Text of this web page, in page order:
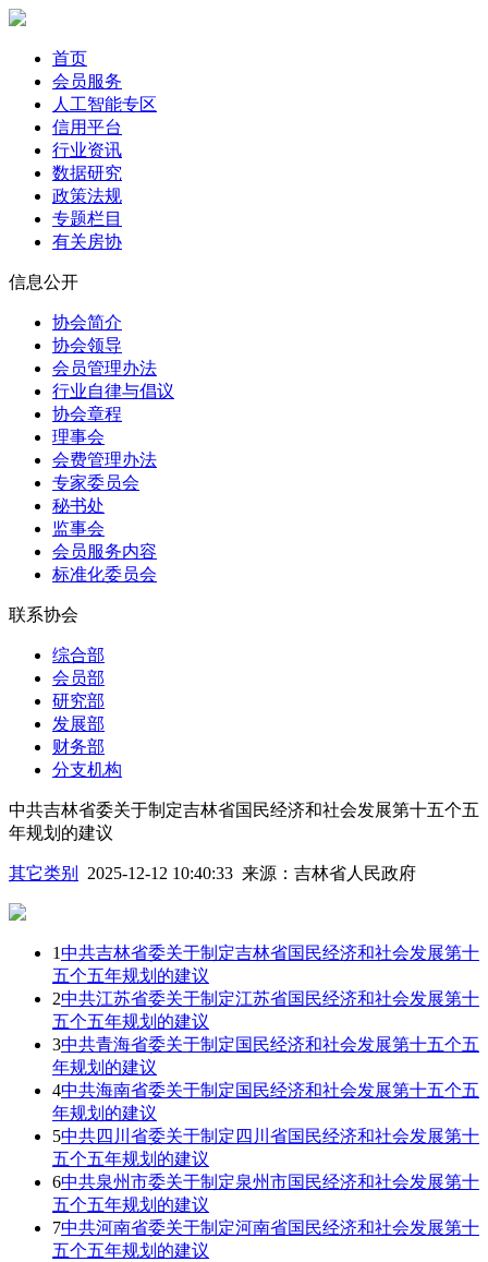
首页
会员服务
人工智能专区
信用平台
行业资讯
数据研究
政策法规
专题栏目
有关房协
信息公开
协会简介
协会领导
会员管理办法
行业自律与倡议
协会章程
理事会
会费管理办法
专家委员会
秘书处
监事会
会员服务内容
标准化委员会
联系协会
综合部
会员部
研究部
发展部
财务部
分支机构
中共吉林省委关于制定吉林省国民经济和社会发展第十五个五
年规划的建议
其它类别 2025-12-12 10:40:33 来源： 吉林省人民政府
1中共吉林省委关于制定吉林省国民经济和社会发展第十
五个五年规划的建议
2中共江苏省委关于制定江苏省国民经济和社会发展第十
五个五年规划的建议
3中共青海省委关于制定国民经济和社会发展第十五个五
年规划的建议
4中共海南省委关于制定国民经济和社会发展第十五个五
年规划的建议
5中共四川省委关于制定四川省国民经济和社会发展第十
五个五年规划的建议
6中共泉州市委关于制定泉州市国民经济和社会发展第十
五个五年规划的建议
7中共河南省委关于制定河南省国民经济和社会发展第十
五个五年规划的建议